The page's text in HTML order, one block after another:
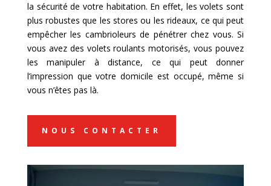
la sécurité de votre habitation. En effet, les volets sont
plus robustes que les stores ou les rideaux, ce qui peut
empêcher les cambrioleurs de pénétrer chez vous. Si
vous avez des volets roulants motorisés, vous pouvez
les manipuler à distance, ce qui peut donner
l’impression que votre domicile est occupé, même si
vous n’êtes pas là.
NOUS CONTACTER